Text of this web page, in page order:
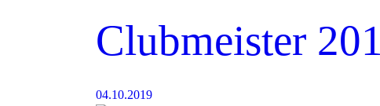
Clubmeister
04.10.2019